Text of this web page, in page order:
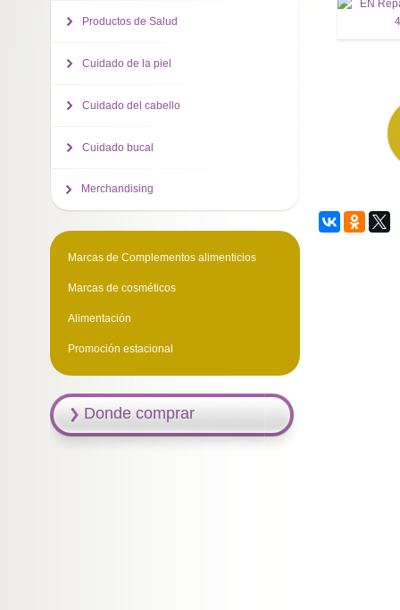
Productos de Salud
Cuidado de la piel
Cuidado del cabello
Cuidado bucal
Merchandising
Marcas de Complementos alimenticios
Marcas de cosméticos
Alimentación
Promoción estacional
Donde comprar